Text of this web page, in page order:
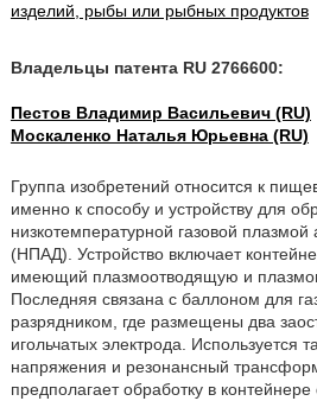
изделий, рыбы или рыбных продуктов
Владельцы патента RU 2766600:
Пестов Владимир Васильевич (RU)
Москаленко Наталья Юрьевна (RU)
Группа изобретений относится к
именно к способу и устройству для
низкотемпературной газовой
(НПАД). Устройство включает
имеющий плазмоотводящую и
Последняя связана с баллоном для
разрядником, где размещены два
игольчатых электрода. Используется
напряжения и резонансный
предполагает обработку в